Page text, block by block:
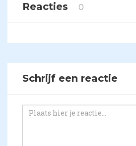
Reacties 0
Schrijf een reactie